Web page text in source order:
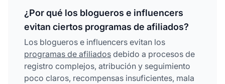
¿Por qué los blogueros e influencers
evitan ciertos programas de afiliados?
Los blogueros e influencers evitan los
programas de afiliados debido a procesos de
registro complejos, atribución y seguimiento
poco claros, recompensas insuficientes, mala